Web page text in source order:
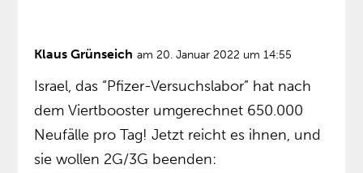
Klaus Grünseich am 20. Januar 2022 um 14:55
Israel, das “Pfizer-Versuchslabor” hat nach
dem Viertbooster umgerechnet 650.000
Neufälle pro Tag! Jetzt reicht es ihnen, und
sie wollen 2G/3G beenden: